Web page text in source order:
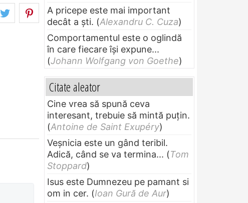
A pricepe este mai important
decât a ști. (Alexandru C. Cuza)
Comportamentul este o oglindă
în care fiecare își expune...
(Johann Wolfgang von Goethe)
Citate aleator
Cine vrea să spună ceva
interesant, trebuie să mintă puțin.
(Antoine de Saint Exupéry)
Veșnicia este un gând teribil.
Adică, când se va termina... (Tom
Stoppard)
Isus este Dumnezeu pe pamant si
om in cer. (Ioan Gură de Aur)